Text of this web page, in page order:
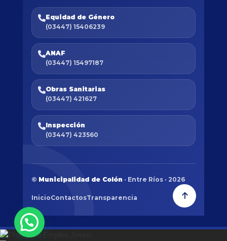
Equidad de Género
(03447) 15406239
ANAF
(03447) 15497187
Obras Sanitarias
(03447) 421627
Inspección
(03447) 423560
© Municipalidad de Colón · Entre Ríos · 2026
InicioContactosTransparencia